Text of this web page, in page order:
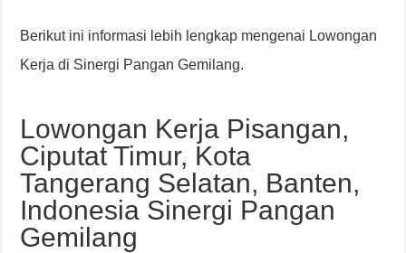
Berikut ini informasi lebih lengkap mengenai Lowongan
Kerja di Sinergi Pangan Gemilang.
Lowongan Kerja Pisangan,
Ciputat Timur, Kota
Tangerang Selatan, Banten,
Indonesia Sinergi Pangan
Gemilang